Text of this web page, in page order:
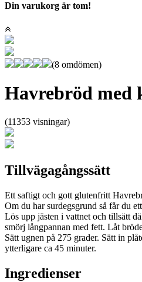
Din varukorg är tom!
(8 omdömen)
Havrebröd med
(11353 visningar)
Tillvägagångssätt
Ett saftigt och gott glutenfritt
Om du har surdegsgrund så får du
Lös upp jästen i vattnet och tillsätt
smörj långpannan med fett. Låt
Sätt ugnen på 275 grader. Sätt in
ytterligare ca 45 minuter.
Ingredienser